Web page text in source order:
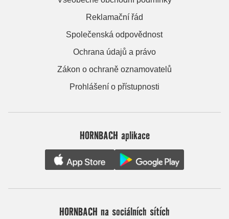
Reklamační řád
Společenská odpovědnost
Ochrana údajů a právo
Zákon o ochraně oznamovatelů
Prohlášení o přístupnosti
HORNBACH aplikace
HORNBACH na sociálních sítích